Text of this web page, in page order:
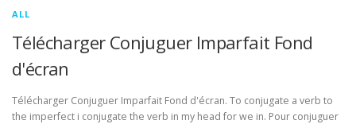
ALL
Télécharger Conjuguer Imparfait Fond
d'écran
Télécharger Conjuguer Imparfait Fond d'écran. To conjugate a verb to
the imperfect i conjugate the verb in my head for we in. Pour conjuguer